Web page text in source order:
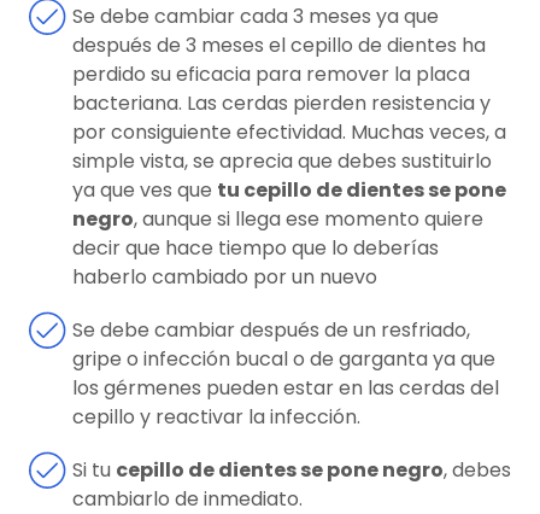
Se debe cambiar cada 3 meses ya que
después de 3 meses el cepillo de dientes ha
perdido su eficacia para remover la placa
bacteriana. Las cerdas pierden resistencia y
por consiguiente efectividad. Muchas veces, a
simple vista, se aprecia que debes sustituirlo
ya que ves que tu cepillo de dientes se pone
negro, aunque si llega ese momento quiere
decir que hace tiempo que lo deberías
haberlo cambiado por un nuevo
Se debe cambiar después de un resfriado,
gripe o infección bucal o de garganta ya que
los gérmenes pueden estar en las cerdas del
cepillo y reactivar la infección.
Si tu cepillo de dientes se pone negro, debes
cambiarlo de inmediato.